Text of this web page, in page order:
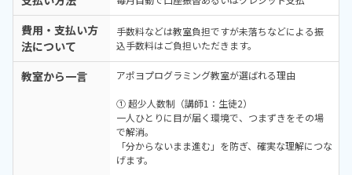
費用・支払い方
法について
手数料などは教室負担ですが未落ちなどによる振
込手数料はご負担いただきます。
教室から一言 アポヨプログラミング教室が選ばれる理由
① 超少人数制（講師1：生徒2）
一人ひとりに目が届く環境で、つまずきをその場
で解消。
「分からないまま進む」を防ぎ、確実な理解につな
げます。